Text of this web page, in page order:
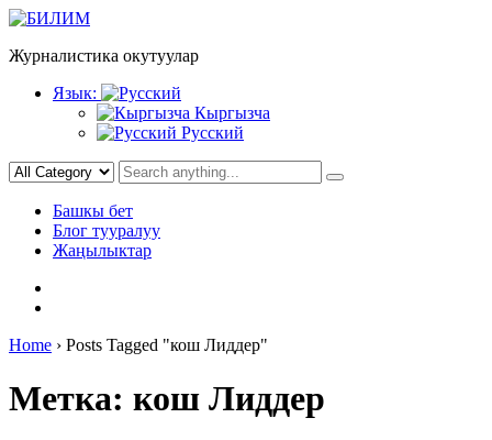
Skip
content
Журналистика окутуулар
Язык:
Кыргызча
Русский
Башкы бет
Блог тууралуу
Жаңылыктар
Home › Posts Tagged "кош Лиддер"
Метка: кош Лиддер